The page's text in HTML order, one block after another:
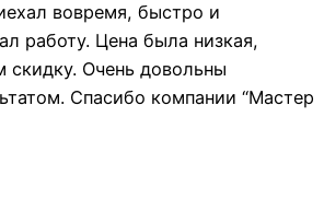
вовремя, быстро и
работу. Цена была низкая,
скидку. Очень довольны
Спасибо компании “Мастер